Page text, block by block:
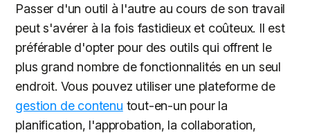
Passer d'un outil à l'autre au cours de son travail
peut s'avérer à la fois fastidieux et coûteux. Il est
préférable d'opter pour des outils qui offrent le
plus grand nombre de fonctionnalités en un seul
endroit. Vous pouvez utiliser une plateforme de
gestion de contenu tout-en-un pour la
planification, l'approbation, la collaboration,